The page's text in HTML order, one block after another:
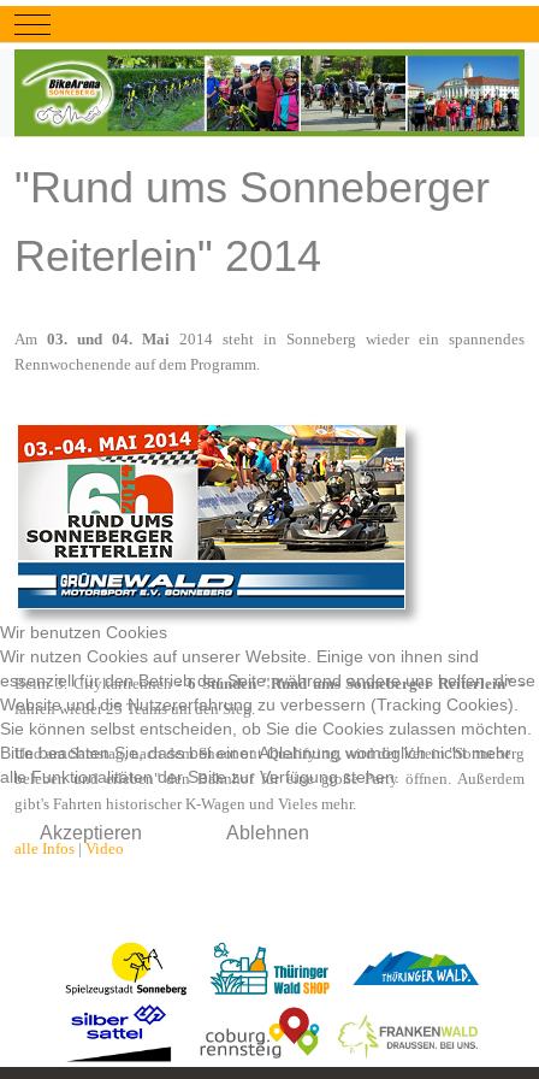
Mobile Menu Toggle
"Rund ums Sonneberger
Reiterlein" 2014
Am 03. und 04. Mai 2014 steht in Sonneberg wieder ein spannendes
Rennwochenende auf dem Programm.
Beim 3. Citykartrennen -6 Stunden "Rund ums Sonneberger Reiterlein"-
fahren wieder 25 Teams um den Sieg.
Und am Samstag, nach dem Shoot out Qualifying, wird der Verein "Sonneberg
beleben und erleben" den Bahnhof für eine große Party öffnen. Außerdem
gibt's Fahrten historischer K-Wagen und Vieles mehr.
alle Infos | Video
Wir benutzen Cookies
Wir nutzen Cookies auf unserer Website. Einige von ihnen sind
essenziell für den Betrieb der Seite, während andere uns helfen, diese
Website und die Nutzererfahrung zu verbessern (Tracking Cookies).
Sie können selbst entscheiden, ob Sie die Cookies zulassen möchten.
Bitte beachten Sie, dass bei einer Ablehnung womöglich nicht mehr
alle Funktionalitäten der Seite zur Verfügung stehen.
Akzeptieren Ablehnen